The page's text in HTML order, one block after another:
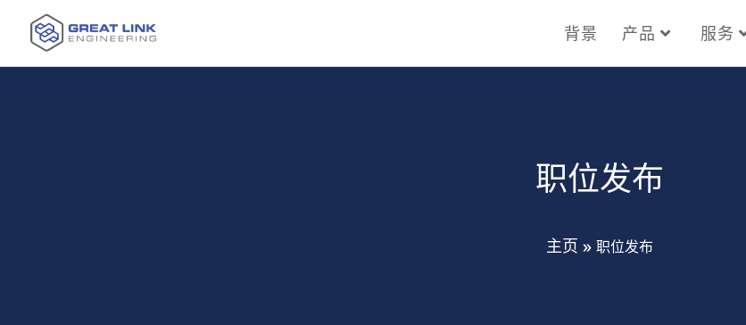
背景 产品 服务
职位发布
主页 » 职位发布